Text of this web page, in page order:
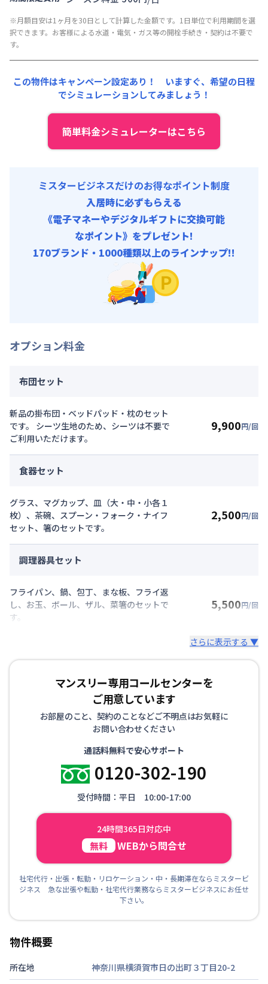
初期費用
契約事務手数料 : 5,000円/回 (税抜)
光熱費他 : 24,000円/月 (800円/日) (税抜)
清掃料他 :
その他費用 :
初期費用
※月額目安は1ヶ月を30日として計算した金額です。1日単位で利用期間を選
択できます。お客様による水道・電気・ガス等の開栓手続き・契約は不要で
す。
この物件はキャンペーン設定あり！ いますぐ、 希望の日程
でシミュレーションしてみましょう！
簡単料金シミュレーターはこちら
ミスタービジネスだけのお得なポイント制度
入居時に必ずもらえる
《電子マネーやデジタルギフトに交換可能
なポイント》をプレゼント!
170ブランド・1000種類以上のラインナップ!!
オプション料金
布団セット
新品の掛布団・ベッドパッド・枕のセット
です。 シーツ生地のため、シーツは不要で
ご利用いただけます。
9,900円/回
食器セット
グラス、マグカップ、皿（大・中・小各１
枚）、茶碗、スプーン・フォーク・ナイフ
セット、箸のセットです。
2,500円/回
調理器具セット
フライパン、鍋、包丁、まな板、フライ返
し、お玉、ボール、ザル、菜箸のセットで
す。
5,500円/回
さらに表示する ▼
マンスリー専用コールセンターを
ご用意しています
お部屋のこと、契約のことなどご不明点はお気軽に
お問い合わせください
通話料無料で安心サポート
0120-302-190
受付時間：平日 10:00-17:00
24時間365日対応中
無料 WEBから問合せ
社宅代行・出張・転勤・リロケーション・中・長期滞在ならミスタービ
ジネス 急な出張や転勤・社宅代行業務ならミスタービジネスにお任せ
下さい。
物件概要
所在地
神奈川県横須賀市日の出町３丁目20-2